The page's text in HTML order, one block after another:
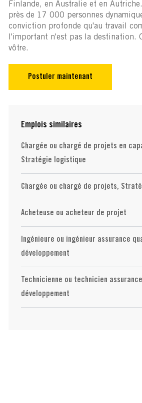
Finlande, en Australie et en
près de 17 000 personnes
conviction profonde qu'au travail
l'important n'est pas la destination.
vôtre.
Postuler maintenant
Emplois similaires
Chargée ou chargé de projets en
Stratégie logistique
Chargée ou chargé de projets,
Acheteuse ou acheteur de projet
Ingénieure ou ingénieur assurance
développement
Technicienne ou technicien
développement